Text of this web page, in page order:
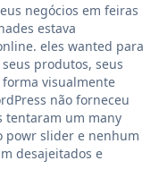
negócios em feiras
estava
eles wanted para
produtos, seus
visualmente
não forneceu
tentaram um many
powr slider e nenhum
desajeitados e